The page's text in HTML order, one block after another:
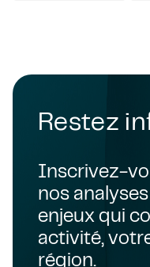
Restez
Inscrivez-
nos
enjeux qui
activité,
région.